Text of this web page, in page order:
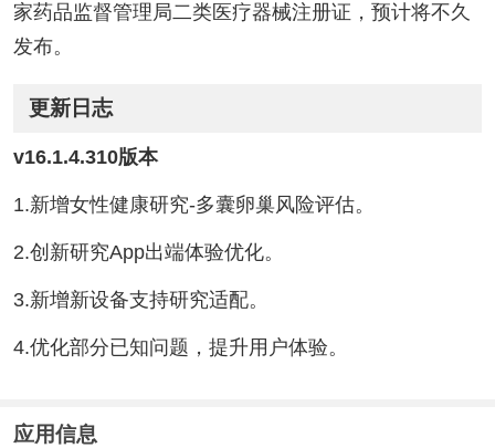
家药品监督管理局二类医疗器械注册证，预计将不久
发布。
更新日志
v16.1.4.310版本
1.新增女性健康研究-多囊卵巢风险评估。
2.创新研究App出端体验优化。
3.新增新设备支持研究适配。
4.优化部分已知问题，提升用户体验。
应用信息